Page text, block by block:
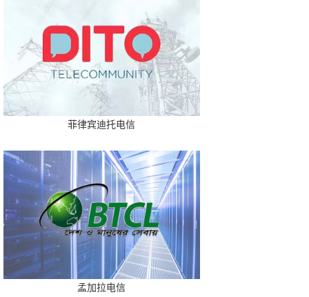
菲律宾迪托电信
孟加拉电信